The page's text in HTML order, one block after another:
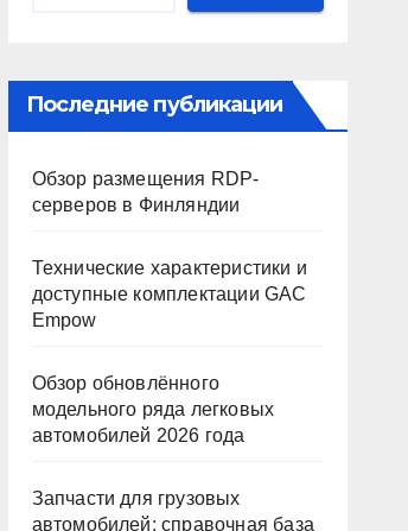
Последние публикации
Обзор размещения RDP-
серверов в Финляндии
Технические характеристики и
доступные комплектации GAC
Empow
Обзор обновлённого
модельного ряда легковых
автомобилей 2026 года
Запчасти для грузовых
автомобилей: справочная база